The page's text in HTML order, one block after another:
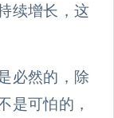
续增长，这
必然的，除
是可怕的，